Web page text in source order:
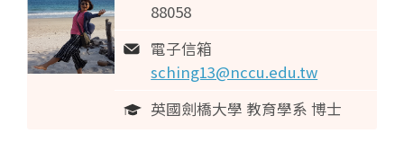
88058
電子信箱
sching13@nccu.edu.tw
英國劍橋大學 教育學系 博士